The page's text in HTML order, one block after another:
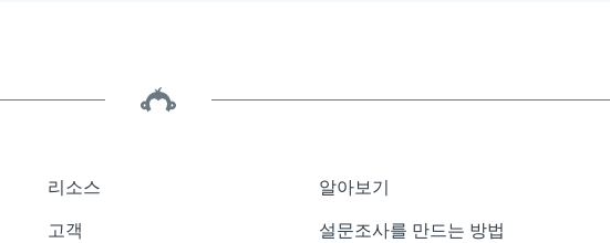
리소스
고객
알아보기
설문조사를 만드는 방법